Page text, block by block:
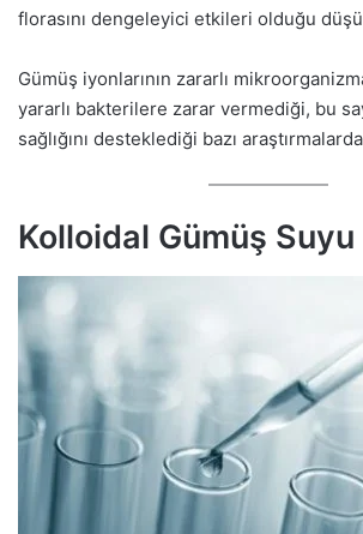
florasını dengeleyici etkileri olduğu
Gümüş iyonlarının zararlı
yararlı bakterilere zarar vermediği, bu
sağlığını desteklediği bazı
Kolloidal Gümüş